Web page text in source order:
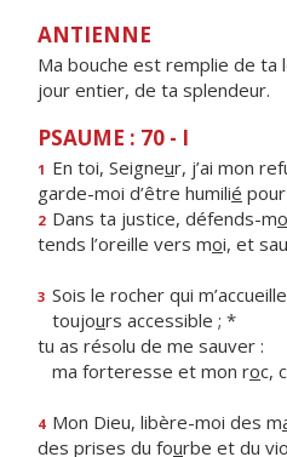
ANTIENNE
Ma bouche est remplie de ta
jour entier, de ta splendeur.
PSAUME : 70 - I
1 En toi, Seigneur, j’ai mon
garde-moi d’être humilié
2 Dans ta justice, défends-mo
tends l’oreille vers moi, et
3 Sois le rocher qui
toujours accessible ; *
tu as résolu de me sauver :
ma forteresse et mon roc,
4 Mon Dieu, libère-moi des m
des prises du fourbe et du